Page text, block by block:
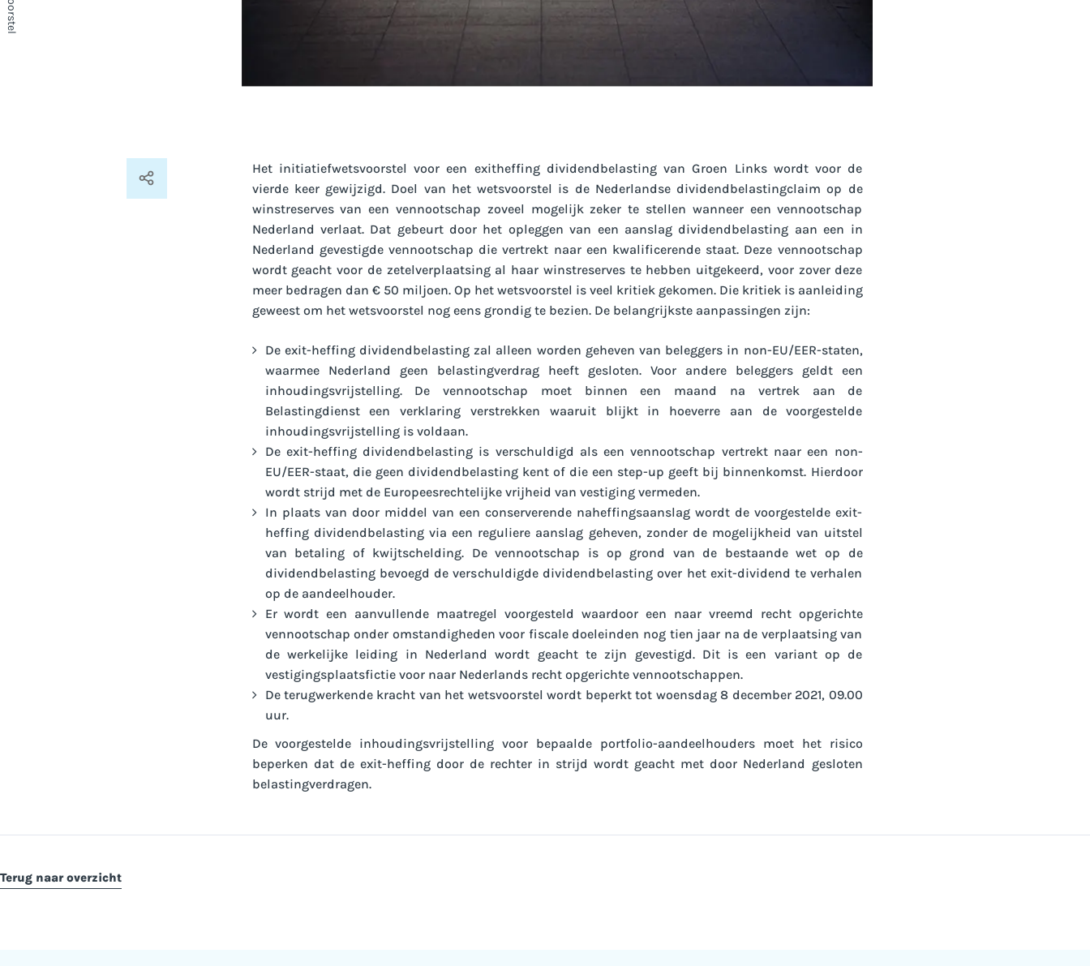
Het initiatiefwetsvoorstel voor een exitheffing dividendbelasting van Groen Links wordt voor de
vierde keer gewijzigd. Doel van het wetsvoorstel is de Nederlandse dividendbelastingclaim op de
winstreserves van een vennootschap zoveel mogelijk zeker te stellen wanneer een vennootschap
Nederland verlaat. Dat gebeurt door het opleggen van een aanslag dividendbelasting aan een in
Nederland gevestigde vennootschap die vertrekt naar een kwalificerende staat. Deze vennootschap
wordt geacht voor de zetelverplaatsing al haar winstreserves te hebben uitgekeerd, voor zover deze
meer bedragen dan € 50 miljoen. Op het wetsvoorstel is veel kritiek gekomen. Die kritiek is aanleiding
geweest om het wetsvoorstel nog eens grondig te bezien. De belangrijkste aanpassingen zijn:
De exit-heffing dividendbelasting zal alleen worden geheven van beleggers in non-EU/EER-staten,
waarmee Nederland geen belastingverdrag heeft gesloten. Voor andere beleggers geldt een
inhoudingsvrijstelling. De vennootschap moet binnen een maand na vertrek aan de
Belastingdienst een verklaring verstrekken waaruit blijkt in hoeverre aan de voorgestelde
inhoudingsvrijstelling is voldaan.
De exit-heffing dividendbelasting is verschuldigd als een vennootschap vertrekt naar een non-
EU/EER-staat, die geen dividendbelasting kent of die een step-up geeft bij binnenkomst. Hierdoor
wordt strijd met de Europeesrechtelijke vrijheid van vestiging vermeden.
In plaats van door middel van een conserverende naheffingsaanslag wordt de voorgestelde exit-
heffing dividendbelasting via een reguliere aanslag geheven, zonder de mogelijkheid van uitstel
van betaling of kwijtschelding. De vennootschap is op grond van de bestaande wet op de
dividendbelasting bevoegd de verschuldigde dividendbelasting over het exit-dividend te verhalen
op de aandeelhouder.
Er wordt een aanvullende maatregel voorgesteld waardoor een naar vreemd recht opgerichte
vennootschap onder omstandigheden voor fiscale doeleinden nog tien jaar na de verplaatsing van
de werkelijke leiding in Nederland wordt geacht te zijn gevestigd. Dit is een variant op de
vestigingsplaatsfictie voor naar Nederlands recht opgerichte vennootschappen.
De terugwerkende kracht van het wetsvoorstel wordt beperkt tot woensdag 8 december 2021, 09.00
uur.
De voorgestelde inhoudingsvrijstelling voor bepaalde portfolio-aandeelhouders moet het risico
beperken dat de exit-heffing door de rechter in strijd wordt geacht met door Nederland gesloten
belastingverdragen.
Terug naar overzicht